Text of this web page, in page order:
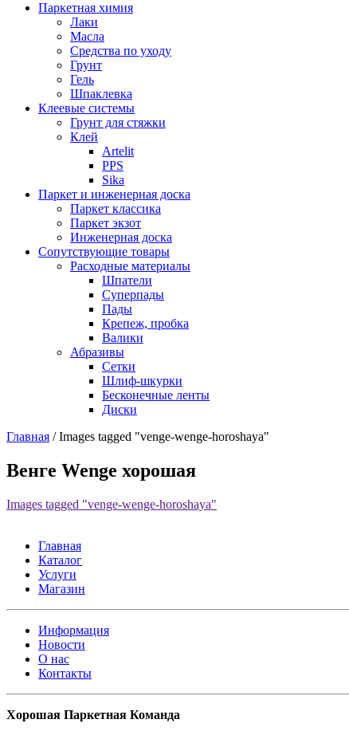
Паркетная химия
Лаки
Масла
Средства по уходу
Грунт
Гель
Шпаклевка
Клеевые системы
Грунт для стяжки
Клей
Artelit
PPS
Sika
Паркет и инженерная доска
Паркет классика
Паркет экзот
Инженерная доска
Сопутствующие товары
Расходные материалы
Шпатели
Суперпады
Пады
Крепеж, пробка
Валики
Абразивы
Сетки
Шлиф-шкурки
Бесконечные ленты
Диски
Главная /Images tagged "venge-wenge-horoshaya"
Венге Wenge хорошая
Images tagged "venge-wenge-horoshaya"
Главная
Каталог
Услуги
Магазин
Информация
Новости
О нас
Контакты
Хорошая Паркетная Команда